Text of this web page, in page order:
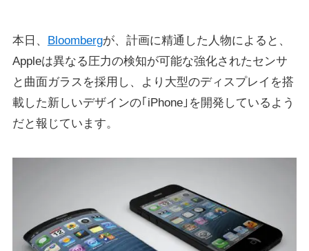
本日、 Bloombergが、計画に精通した人物によると、
Appleは異なる圧力の検知が可能な強化されたセンサ
と曲面ガラスを採用し、より大型のディスプレイを搭
載した新しいデザインの｢iPhone｣を開発しているよう
だと報じています。